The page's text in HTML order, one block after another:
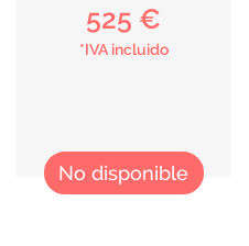
525 €
*IVA incluido
No disponible